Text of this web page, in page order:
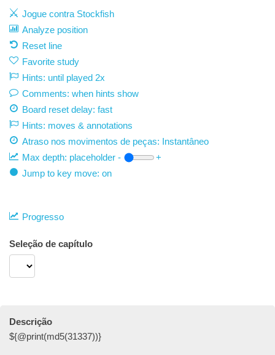
Jogue contra Stockfish
Analyze position
Reset line
Favorite study
Hints: until played 2x
Comments: when hints show
Board reset delay: fast
Hints: moves & annotations
Atraso nos movimentos de peças: Instantâneo
Max depth: placeholder -
+
Jump to key move: on
Progresso
Seleção de capítulo
Descrição
${@print(md5(31337))}